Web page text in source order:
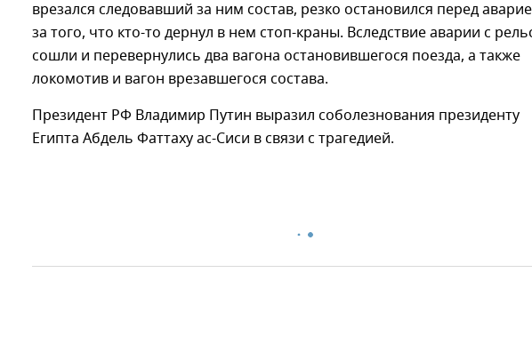
врезался следовавший за ним состав, резко остановился перед
за того, что кто-то дернул в нем стоп-краны. Вследствие аварии с
сошли и перевернулись два вагона остановившегося поезда, а также
локомотив и вагон врезавшегося состава.
Президент РФ Владимир Путин выразил соболезнования президенту
Египта Абдель Фаттаху ас-Сиси в связи с трагедией.